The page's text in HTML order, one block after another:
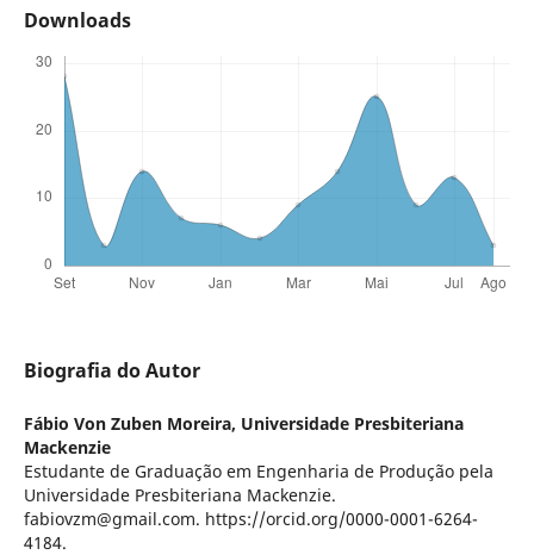
Downloads
Biografia do Autor
Fábio Von Zuben Moreira, Universidade Presbiteriana
Mackenzie
Estudante de Graduação em Engenharia de Produção pela
Universidade Presbiteriana Mackenzie.
fabiovzm@gmail.com. https://orcid.org/0000-0001-6264-
4184.